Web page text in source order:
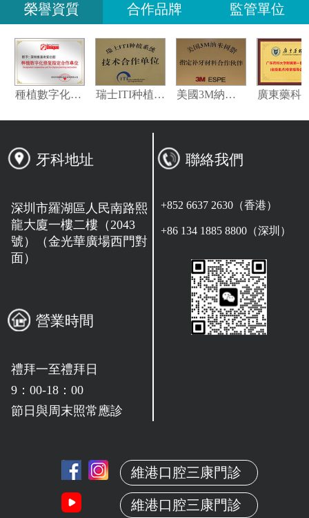
榮譽資質 合作品牌 監管單位
牙科地址
深圳市羅湖區人民南路熙
龍大廈一樓二樓（2043
號）（金光華廣場西門對
面）
營業時間
禮拜一至禮拜日
9：00-18：00
節日與周末照常應診
維港口腔三康門診
維港口腔三康門診
聯絡我們
+852 6637 2630（香港）
+86 134 1885 8800（深圳）